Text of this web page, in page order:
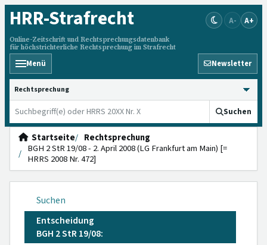
HRR-Strafrecht
Online-Zeitschrift und Rechtsprechungsdatenbank
für höchstrichterliche Rechtsprechung im Strafrecht
A- A+
Menü Newsletter
HRRS durchsuchen
Suchen
Startseite
Rechtsprechung
BGH 2 StR 19/08 - 2. April 2008 (LG Frankfurt am Main) [=
HRRS 2008 Nr. 472]
Suchen
Entscheidung
BGH 2 StR 19/08: